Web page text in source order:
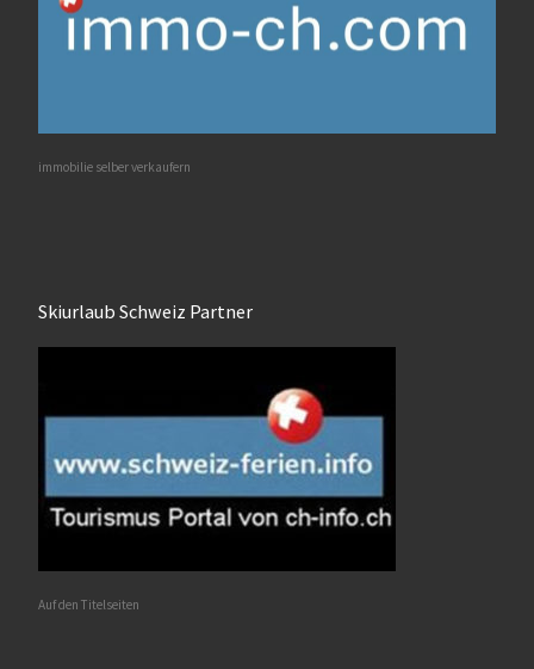
immobilie selber verkaufern
Skiurlaub Schweiz Partner
Auf den Titelseiten